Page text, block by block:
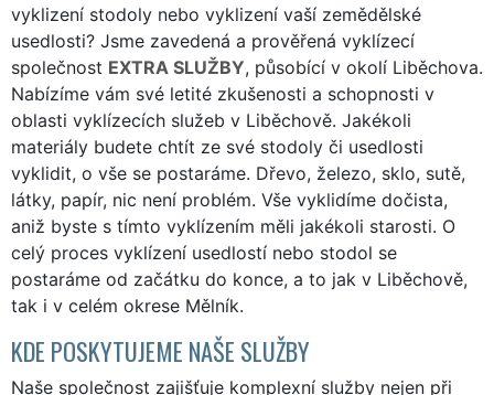
vyklizení stodoly nebo vyklizení vaší zemědělské
usedlosti? Jsme zavedená a prověřená vyklízecí
společnost EXTRA SLUŽBY, působící v okolí Liběchova.
Nabízíme vám své letité zkušenosti a schopnosti v
oblasti vyklízecích služeb v Liběchově. Jakékoli
materiály budete chtít ze své stodoly či usedlosti
vyklidit, o vše se postaráme. Dřevo, železo, sklo, sutě,
látky, papír, nic není problém. Vše vyklidíme dočista,
aniž byste s tímto vyklízením měli jakékoli starosti. O
celý proces vyklízení usedlostí nebo stodol se
postaráme od začátku do konce, a to jak v Liběchově,
tak i v celém okrese Mělník.
KDE POSKYTUJEME NAŠE SLUŽBY
Naše společnost zajišťuje komplexní služby nejen při